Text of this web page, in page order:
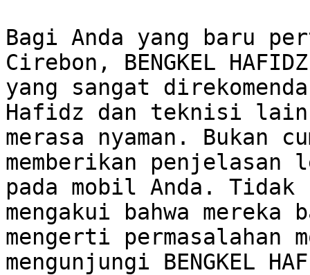
Bagi Anda yang baru
Cirebon, BENGKEL
yang sangat
Hafidz dan teknisi
merasa nyaman. Bukan
memberikan penjelasan
pada mobil Anda.
mengakui bahwa mereka
mengerti permasalahan
mengunjungi BENGKEL